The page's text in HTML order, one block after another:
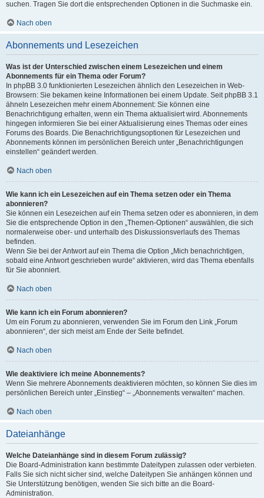
suchen. Tragen Sie dort die entsprechenden Optionen in die Suchmaske ein.
Nach oben
Abonnements und Lesezeichen
Was ist der Unterschied zwischen einem Lesezeichen und einem
Abonnements für ein Thema oder Forum?
In phpBB 3.0 funktionierten Lesezeichen ähnlich den Lesezeichen in Web-
Browsern: Sie bekamen keine Informationen bei einem Update. Seit phpBB 3.1
ähneln Lesezeichen mehr einem Abonnement: Sie können eine
Benachrichtigung erhalten, wenn ein Thema aktualisiert wird. Abonnements
hingegen informieren Sie bei einer Aktualisierung eines Themas oder eines
Forums des Boards. Die Benachrichtigungsoptionen für Lesezeichen und
Abonnements können im persönlichen Bereich unter „Benachrichtigungen
einstellen“ geändert werden.
Nach oben
Wie kann ich ein Lesezeichen auf ein Thema setzen oder ein Thema
abonnieren?
Sie können ein Lesezeichen auf ein Thema setzen oder es abonnieren, in dem
Sie die entsprechende Option in den „Themen-Optionen“ auswählen, die sich
normalerweise ober- und unterhalb des Diskussionsverlaufs des Themas
befinden.
Wenn Sie bei der Antwort auf ein Thema die Option „Mich benachrichtigen,
sobald eine Antwort geschrieben wurde“ aktivieren, wird das Thema ebenfalls
für Sie abonniert.
Nach oben
Wie kann ich ein Forum abonnieren?
Um ein Forum zu abonnieren, verwenden Sie im Forum den Link „Forum
abonnieren“, der sich meist am Ende der Seite befindet.
Nach oben
Wie deaktiviere ich meine Abonnements?
Wenn Sie mehrere Abonnements deaktivieren möchten, so können Sie dies im
persönlichen Bereich unter „Einstieg“ – „Abonnements verwalten“ machen.
Nach oben
Dateianhänge
Welche Dateianhänge sind in diesem Forum zulässig?
Die Board-Administration kann bestimmte Dateitypen zulassen oder verbieten.
Falls Sie sich nicht sicher sind, welche Dateitypen Sie anhängen können und
Sie Unterstützung benötigen, wenden Sie sich bitte an die Board-
Administration.